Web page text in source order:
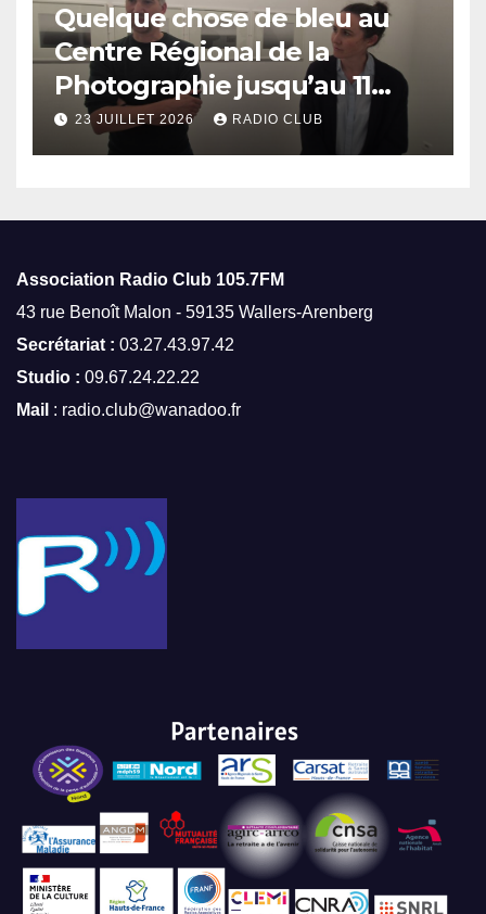
Quelque chose de bleu au
Centre Régional de la
Photographie jusqu’au 11
octobre
23 JUILLET 2026 RADIO CLUB
Association Radio Club 105.7FM
43 rue Benoît Malon - 59135 Wallers-Arenberg
Secrétariat : 03.27.43.97.42
Studio : 09.67.24.22.22
Mail : radio.club@wanadoo.fr